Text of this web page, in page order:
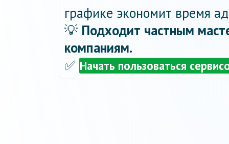
графике экономит время
💡 Подходит частным
компаниям.
✅ Начать пользоваться